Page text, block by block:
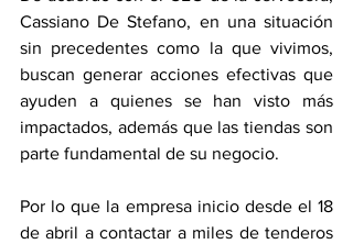
Cassiano De Stefano, en una situación
sin precedentes como la que vivimos,
buscan generar acciones efectivas que
ayuden a quienes se han visto más
impactados, además que las tiendas son
parte fundamental de su negocio.
Por lo que la empresa inicio desde el 18
de abril a contactar a miles de tenderos